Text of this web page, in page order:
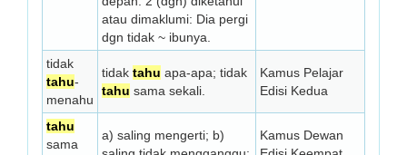
atau dimaklumi: Dia pergi
dgn tidak ~ ibunya.
tidak
tahu-
menahu
tidak tahu apa-apa; tidak
tahu sama sekali.
Kamus Pelajar
Edisi Kedua
tahu
sama
a) saling mengerti; b)
Kamus Dewan